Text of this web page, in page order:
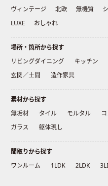
ヴィンテージ
北欧 無機質
LUXE
おしゃれ
場所・箇所から探す
リビングダイニング
キッチン
玄関／土間
造作家具
素材から探す
無垢材
タイル モルタル
ガラス
躯体現し
間取りから探す
ワンルーム
1LDK 2LDK